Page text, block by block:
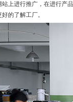
站上进行推广，在进行产
的了解工厂。